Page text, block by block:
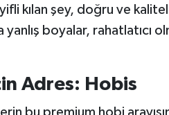
kılan şey, doğru ve
yanlış boyalar, rahatlatıcı
Adres: Hobis